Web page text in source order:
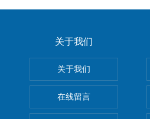
关于我们
关于我们
在线留言